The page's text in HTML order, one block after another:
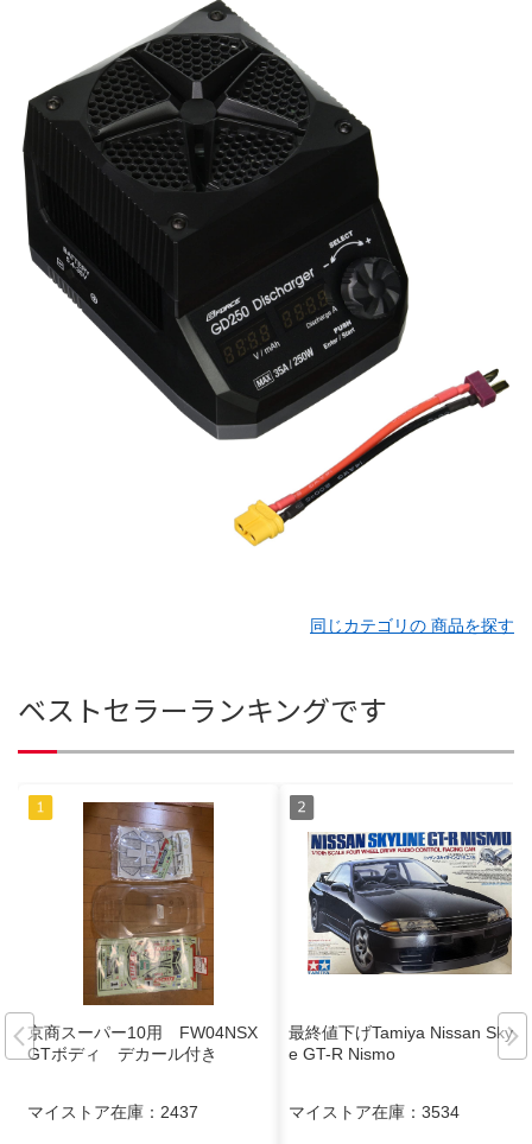
同じカテゴリの 商品を探す
ベストセラーランキングです
京商スーパー10用 FW04NSX
GTボディ デカール付き
マイストア在庫： 2437
最終値下げTamiya Nissan Skylin
e GT-R Nismo
マイストア在庫： 3534